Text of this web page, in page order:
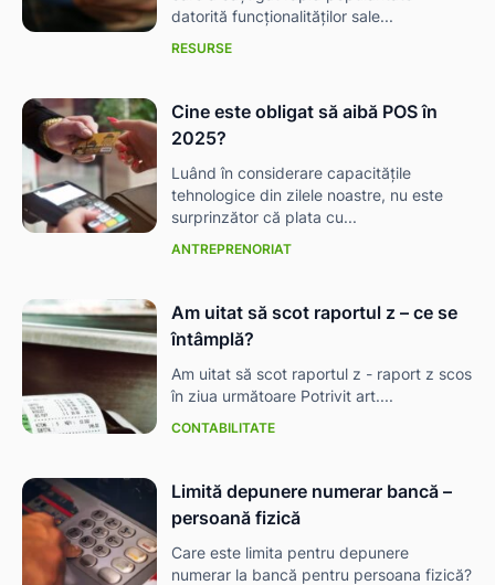
datorită funcționalităților sale...
RESURSE
Cine este obligat să aibă POS în
2025?
Luând în considerare capacitățile
tehnologice din zilele noastre, nu este
surprinzător că plata cu...
ANTREPRENORIAT
Am uitat să scot raportul z – ce se
întâmplă?
Am uitat să scot raportul z - raport z scos
în ziua următoare Potrivit art....
CONTABILITATE
Limită depunere numerar bancă –
persoană fizică
Care este limita pentru depunere
numerar la bancă pentru persoana fizică?